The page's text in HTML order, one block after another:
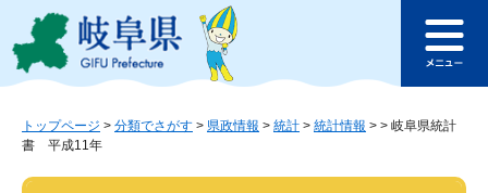
ジ
ュ
このページの本文へ
ュ
トップページ > 分類でさがす > 県政情報 > 統計 > 統計情報 > > 岐阜県統計
書 平成11年